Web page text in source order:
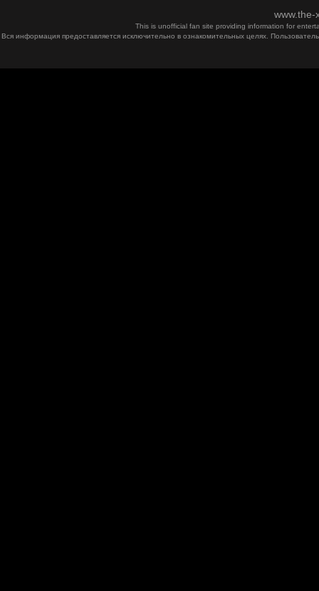
This is unofficial fan site providing information for
Вся информация предоставляется исключительно в ознакомительных целях.